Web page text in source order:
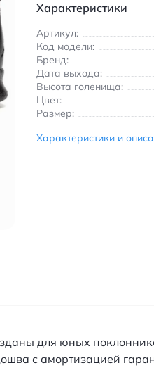
Характеристики
Артикул:
Код модели:
Бренд:
Дата выхода:
Высота голенища:
Цвет:
Размер:
Характеристики и
для юных
с амортизацией